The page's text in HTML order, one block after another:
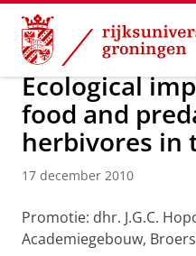
Skip
Content
Skip
Navigation
Over ons Actueel
Ecological
food and
herbivores in
17 december 2010
Promotie: dhr. J.G.C.
Academiegebouw,